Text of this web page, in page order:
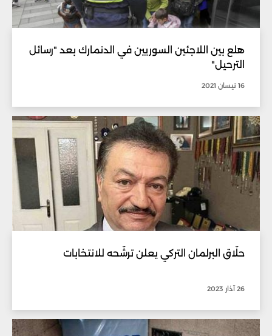
هلع بين اللاجئين السوريين في الدنمارك بعد "رسائل
الترحيل"
16 نيسان 2021
حلّاق البرلمان التركي يعلن ترشّحه للانتخابات
26 آذار 2023